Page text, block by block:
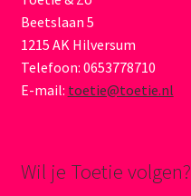
Beetslaan 5
1215 AK Hilversum
Telefoon: 0653778710
E-mail: toetie@toetie.nl
Wil je Toetie volgen?